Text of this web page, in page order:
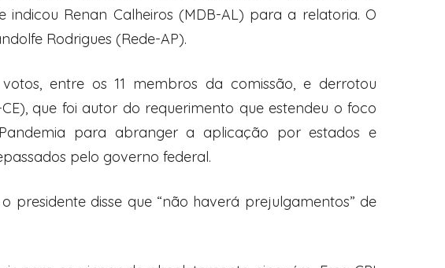
indicou Renan Calheiros (MDB-AL) para a relatoria. O
Rodrigues (Rede-AP).
entre os 11 membros da comissão, e derrotou
que foi autor do requerimento que estendeu o foco
para abranger a aplicação por estados e
pelo governo federal.
presidente disse que “não haverá prejulgamentos” de